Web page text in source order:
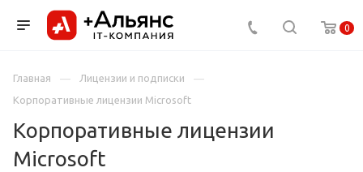
0
Главная
Лицензии и подписки
Корпоративные лицензии Microsoft
Корпоративные лицензии
Microsoft